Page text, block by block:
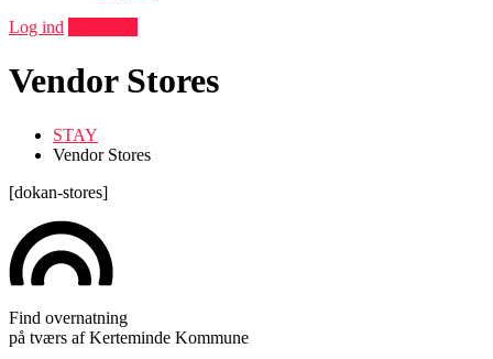
Log ind
Vendor Stores
STAY
Vendor Stores
[dokan-stores]
Find overnatning
på tværs af Kerteminde Kommune